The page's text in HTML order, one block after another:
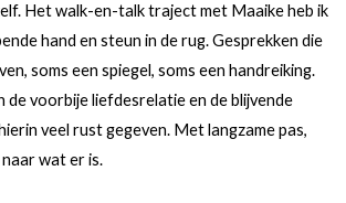
Het walk-en-talk traject met Maaike heb ik
hand en steun in de rug. Gesprekken die
soms een spiegel, soms een handreiking.
de voorbije liefdesrelatie en de blijvende
veel rust gegeven. Met langzame pas,
wat er is.